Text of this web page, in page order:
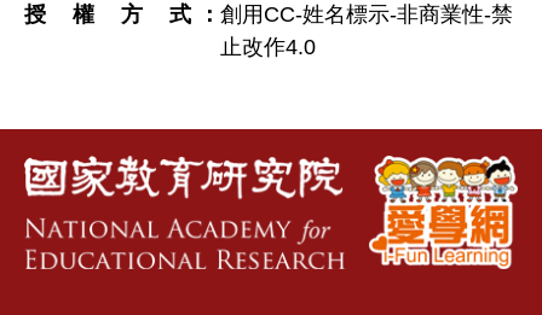
授權方式
創用CC-姓名標示-非商業性-禁
止改作4.0